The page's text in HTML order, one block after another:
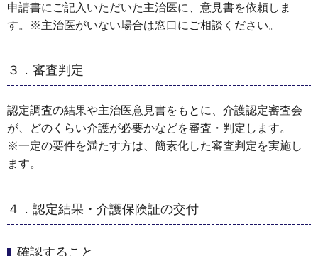
申請書にご記入いただいた主治医に、意見書を依頼しま
す。※主治医がいない場合は窓口にご相談ください。
３．審査判定
認定調査の結果や主治医意見書をもとに、介護認定審査会
が、どのくらい介護が必要かなどを審査・判定します。
※一定の要件を満たす方は、簡素化した審査判定を実施し
ます。
４．認定結果・介護保険証の交付
確認すること